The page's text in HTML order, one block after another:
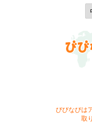
びびなびは
取